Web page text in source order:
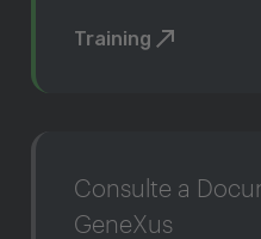
Training
Consulte a
GeneXus